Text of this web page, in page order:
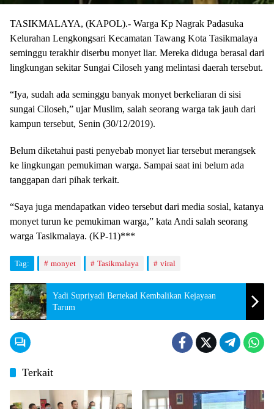
TASIKMALAYA, (KAPOL).- Warga Kp Nagrak Padasuka
Kelurahan Lengkongsari Kecamatan Tawang Kota Tasikmalaya
seminggu terakhir diserbu monyet liar. Mereka diduga berasal dari
lingkungan sekitar Sungai Ciloseh yang melintasi daerah tersebut.
“Iya, sudah ada seminggu banyak monyet berkeliaran di sisi
sungai Ciloseh,” ujar Muslim, salah seorang warga tak jauh dari
kampun tersebut, Senin (30/12/2019).
Belum diketahui pasti penyebab monyet liar tersebut merangsek
ke lingkungan pemukiman warga. Sampai saat ini belum ada
tanggapan dari pihak terkait.
“Saya juga mendapatkan video tersebut dari media sosial, katanya
monyet turun ke pemukiman warga,” kata Andi salah seorang
warga Tasikmalaya. (KP-11)***
Tag: monyet Tasikmalaya viral
Yadi Supriyadi Bertekad Kembalikan Kejayaan
Tarum
Terkait